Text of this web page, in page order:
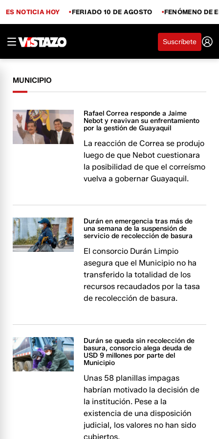
ES NOTICIA HOY FERIADO 10 DE AGOSTO FENÓMENO DE
Suscríbete
MUNICIPIO
Rafael Correa responde a Jaime
Nebot y reavivan su enfrentamiento
por la gestión de Guayaquil
La reacción de Correa se produjo
luego de que Nebot cuestionara
la posibilidad de que el correísmo
vuelva a gobernar Guayaquil.
Durán en emergencia tras más de
una semana de la suspensión de
servicio de recolección de basura
El consorcio Durán Limpio
asegura que el Municipio no ha
transferido la totalidad de los
recursos recaudados por la tasa
de recolección de basura.
Durán se queda sin recolección de
basura, consorcio alega deuda de
USD 9 millones por parte del
Municipio
Unas 58 planillas impagas
habrían motivado la decisión de
la institución. Pese a la
existencia de una disposición
judicial, los valores no han sido
cubiertos.